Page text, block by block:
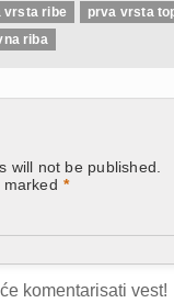
vrsta ribe
prva vrsta
riba
will not be published.
*